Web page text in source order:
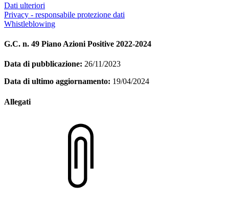
Dati ulteriori
Privacy - responsabile protezione dati
Whistleblowing
G.C. n. 49 Piano Azioni Positive 2022-2024
Data di pubblicazione: 26/11/2023
Data di ultimo aggiornamento: 19/04/2024
Allegati